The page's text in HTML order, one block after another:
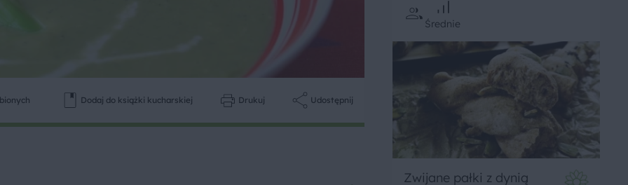
Dodaj do książki kucharskiej Drukuj Udostępnij
Średnie
Zwijane pałki z dynią